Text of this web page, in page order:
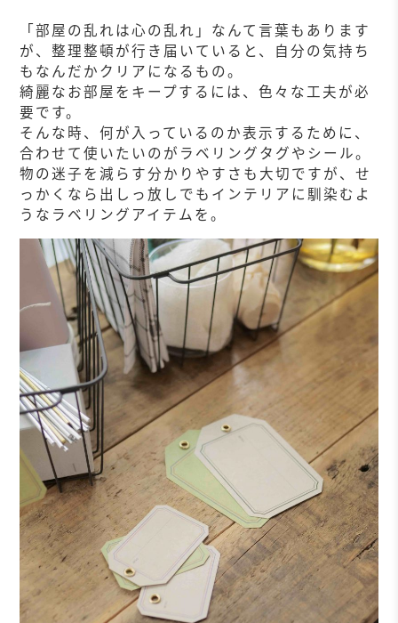
「部屋の乱れは心の乱れ」なんて言葉もあります
が、整理整頓が行き届いていると、自分の気持ち
もなんだかクリアになるもの。
綺麗なお部屋をキープするには、色々な工夫が必
要です。
そんな時、何が入っているのか表示するために、
合わせて使いたいのがラベリングタグやシール。
物の迷子を減らす分かりやすさも大切ですが、せ
っかくなら出しっ放しでもインテリアに馴染むよ
うなラベリングアイテムを。